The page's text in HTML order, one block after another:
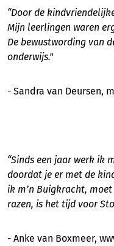
“Door de
Mijn leerlingen waren
De bewustwording van
onderwijs."
- Sandra van Deursen,
“Sinds een jaar werk ik
doordat je er met de
ik m’n Buigkracht,
razen, is het tijd voor
- Anke van Boxmeer,